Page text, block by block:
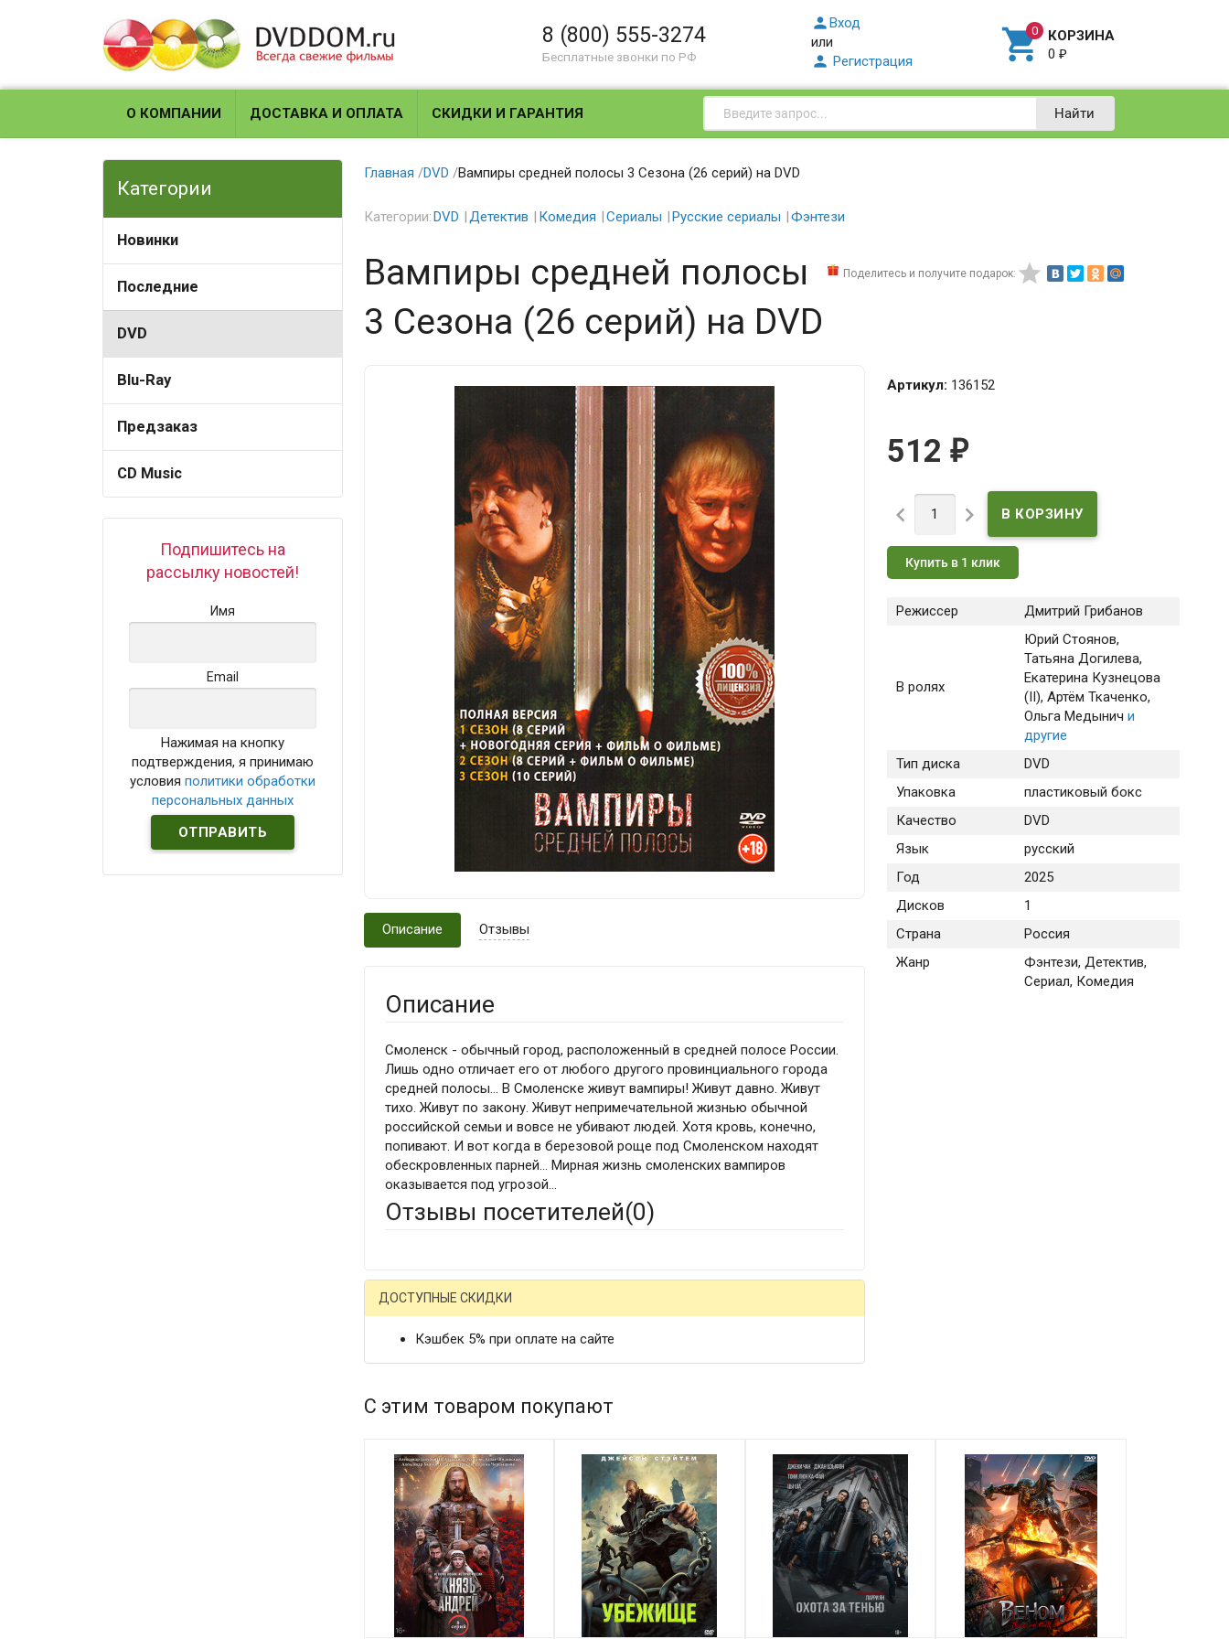
8 (800) 555-3274
Бесплатные звонки по РФ
Вход
или
 Регистрация  КОРЗИНА
0₽
О КОМПАНИИ ДОСТАВКА И ОПЛАТА СКИДКИ И ГАРАНТИЯ Найти
Категории
Новинки
Последние
DVD
Blu-Ray
Предзаказ
CD Music
Подпишитесь на
рассылку новостей!
Имя
Email
Нажимая на кнопку
подтверждения, я принимаю
условияполитики обработки
персональных данных
Главная /DVD /Вампиры средней полосы 3 Сезона (26 серий) на DVD
Категории:DVD Детектив Комедия Сериалы Русские сериалы Фэнтези
Поделитесь и получите подарок: 
Вампиры средней полосы
3 Сезона (26 серий) на DVD
Артикул: 136152
512 ₽
 
Купить в 1 клик
Режиссер Дмитрий Грибанов
В ролях
Юрий Стоянов,
Татьяна Догилева,
Екатерина Кузнецова
(II), Артём Ткаченко,
Ольга Медынич и
другие
Тип диска
DVD
Упаковка
пластиковый бокс
Качество
DVD
Язык
русский
Год
2025
Дисков
1
Страна
Россия
Жанр
Фэнтези, Детектив,
Сериал, Комедия
Описание Отзывы
Описание
Смоленск - обычный город, расположенный в средней полосе России.
Лишь одно отличает его от любого другого провинциального города
средней полосы... В Смоленске живут вампиры! Живут давно. Живут
тихо. Живут по закону. Живут непримечательной жизнью обычной
российской семьи и вовсе не убивают людей. Хотя кровь, конечно,
попивают. И вот когда в березовой роще под Смоленском находят
обескровленных парней... Мирная жизнь смоленских вампиров
оказывается под угрозой...
Отзывы посетителей(0)
ДОСТУПНЫЕ СКИДКИ
Кэшбек 5% при оплате на сайте
С этим товаром покупают